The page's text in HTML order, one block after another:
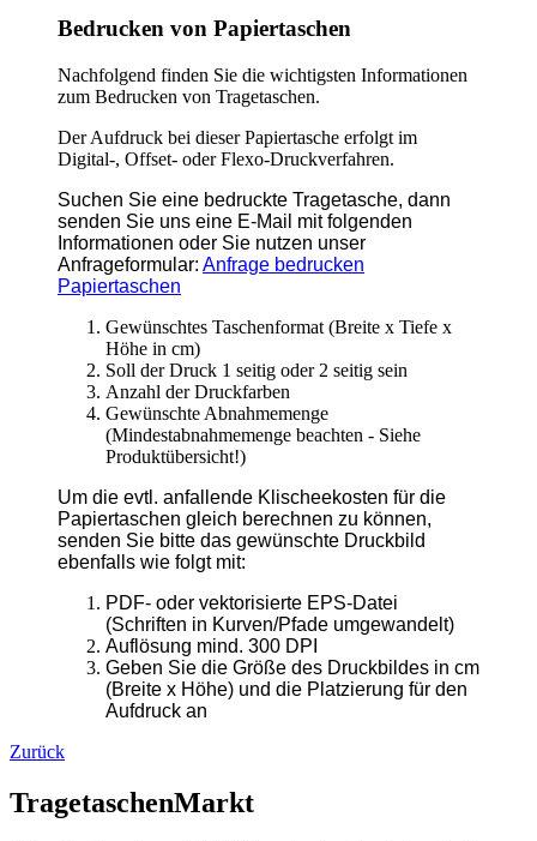
Gewünschte Abnahmemenge
Produktübersicht!)
Papiertaschen gleich berechnen zu können,
senden Sie bitte das gewünschte Druckbild
PDF- oder vektorisierte EPS-Datei
(Schriften in Kurven/Pfade umgewandelt)
Auflösung mind. 300 DPI
Geben Sie die Größe des Druckbildes in cm
Aufdruck an
TragetaschenMarkt
Wir verkaufen schon seit 1994 Tragetaschen. Papiertragetaschen,
Plastiktüten, Stofftaschen, Geschenktaschen, Messetaschen.
Beste Qualität
> kurze Lieferzeiten
> Rabatte bei Selbstabholung
> beste Qualität
> kein Mindestbestellwert